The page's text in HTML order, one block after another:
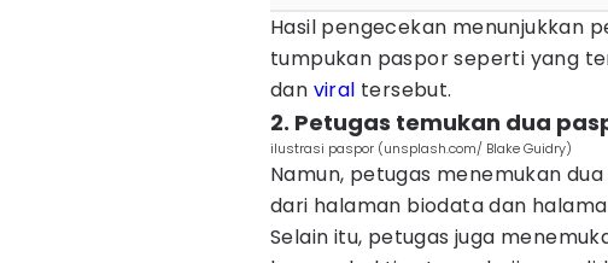
Hasil pengecekan menunjukkan
tumpukan paspor seperti yang
dan viral tersebut.
2. Petugas temukan dua
ilustrasi paspor (unsplash.com/ Blake Guidry)
Namun, petugas menemukan
dari halaman biodata dan
Selain itu, petugas juga